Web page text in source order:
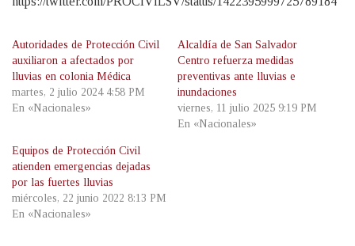
Autoridades de Protección Civil
auxiliaron a afectados por
lluvias en colonia Médica
martes, 2 julio 2024 4:58 PM
En «Nacionales»
Alcaldía de San Salvador
Centro refuerza medidas
preventivas ante lluvias e
inundaciones
viernes, 11 julio 2025 9:19 PM
En «Nacionales»
Equipos de Protección Civil
atienden emergencias dejadas
por las fuertes lluvias
miércoles, 22 junio 2022 8:13 PM
En «Nacionales»